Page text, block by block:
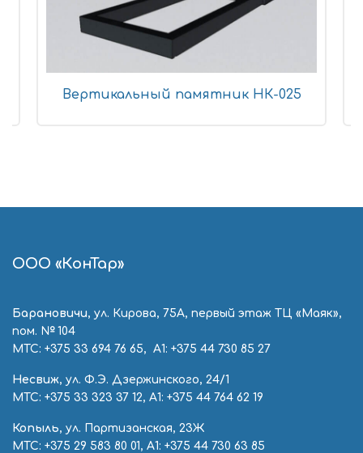
Вертикальный памятник НК-025
ООО «КонТар»
Барановичи, ул. Кирова, 75А, первый этаж ТЦ «Маяк»,
пом. № 104
МТС: +375 33 694 76 65, А1: +375 44 730 85 27
Несвиж, ул. Ф.Э. Дзержинского, 24/1
МТС: +375 33 323 37 12, А1: +375 44 764 62 19
Копыль, ул. Партизанская, 23Ж
МТС: +375 29 583 80 01, А1: +375 44 730 63 85